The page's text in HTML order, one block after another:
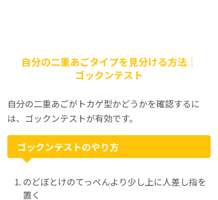
自分の二重あごタイプを見分ける方法｜
ゴックンテスト
自分の二重あごがトカゲ型かどうかを確認するに
は、ゴックンテストが有効です。
ゴックンテストのやり方
のどぼとけのてっぺんより少し上に人差し指を
置く